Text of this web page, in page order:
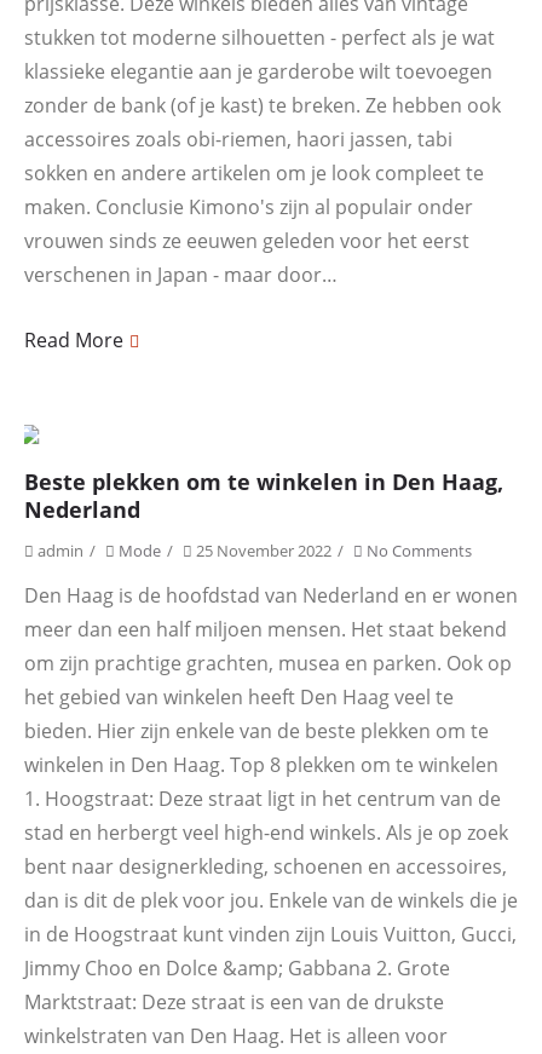
stukken tot moderne silhouetten - perfect als je wat
klassieke elegantie aan je garderobe wilt toevoegen
zonder de bank (of je kast) te breken. Ze hebben ook
accessoires zoals obi-riemen, haori jassen, tabi
sokken en andere artikelen om je look compleet te
maken. Conclusie Kimono's zijn al populair onder
vrouwen sinds ze eeuwen geleden voor het eerst
verschenen in Japan - maar door…
Read More
Beste plekken om te winkelen in Den Haag,
Nederland
admin Mode 25 November 2022 No Comments
Den Haag is de hoofdstad van Nederland en er wonen
meer dan een half miljoen mensen. Het staat bekend
om zijn prachtige grachten, musea en parken. Ook op
het gebied van winkelen heeft Den Haag veel te
bieden. Hier zijn enkele van de beste plekken om te
winkelen in Den Haag. Top 8 plekken om te winkelen
1. Hoogstraat: Deze straat ligt in het centrum van de
stad en herbergt veel high-end winkels. Als je op zoek
bent naar designerkleding, schoenen en accessoires,
dan is dit de plek voor jou. Enkele van de winkels die je
in de Hoogstraat kunt vinden zijn Louis Vuitton, Gucci,
Jimmy Choo en Dolce &amp; Gabbana 2. Grote
Marktstraat: Deze straat is een van de drukste
winkelstraten van Den Haag. Het is alleen voor